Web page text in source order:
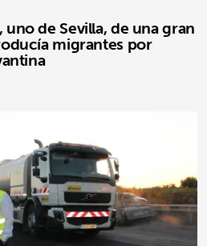
de Sevilla, de una gran
migrantes por